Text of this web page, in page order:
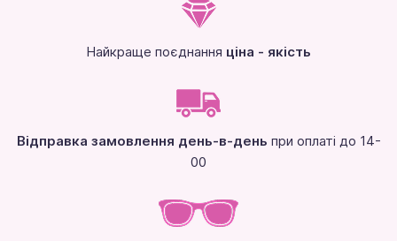
Найкраще поєднання ціна - якість
Відправка замовлення день-в-день при оплаті до 14-
00